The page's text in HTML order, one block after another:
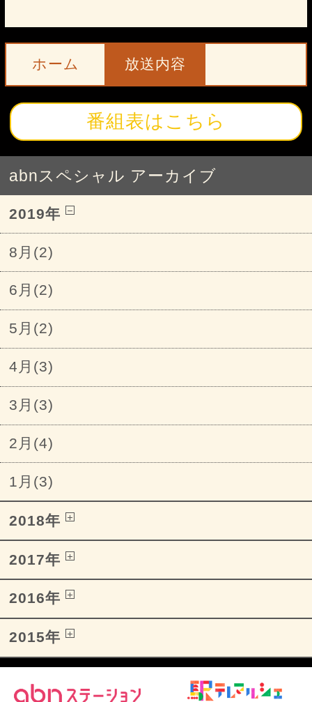
ホーム 放送内容
番組表はこちら
abnスペシャル アーカイブ
2019年
8月(2)
6月(2)
5月(2)
4月(3)
3月(3)
2月(4)
1月(3)
2018年
2017年
2016年
2015年